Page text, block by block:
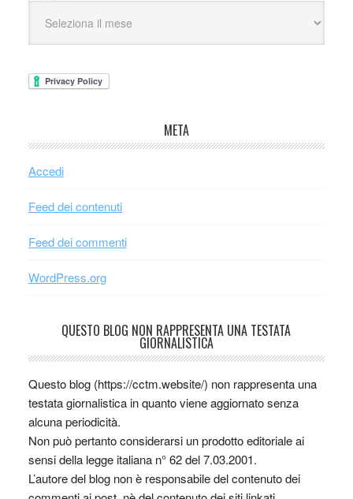
META
Accedi
Feed dei contenuti
Feed dei commenti
WordPress.org
QUESTO BLOG NON RAPPRESENTA UNA TESTATA
GIORNALISTICA
Questo blog (https://cctm.website/) non rappresenta una
testata giornalistica in quanto viene aggiornato senza
alcuna periodicità.
Non può pertanto considerarsi un prodotto editoriale ai
sensi della legge italiana n° 62 del 7.03.2001.
L’autore del blog non è responsabile del contenuto dei